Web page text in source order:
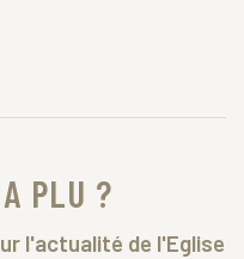
PLU ?
l'actualité de l'Eglise